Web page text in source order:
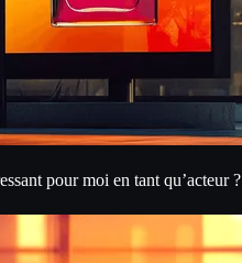
pour moi en tant qu’acteur ?